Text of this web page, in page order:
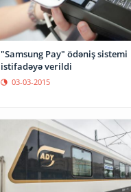
"Samsung Pay" ödəniş sistemi
istifadəyə verildi
03-03-2015